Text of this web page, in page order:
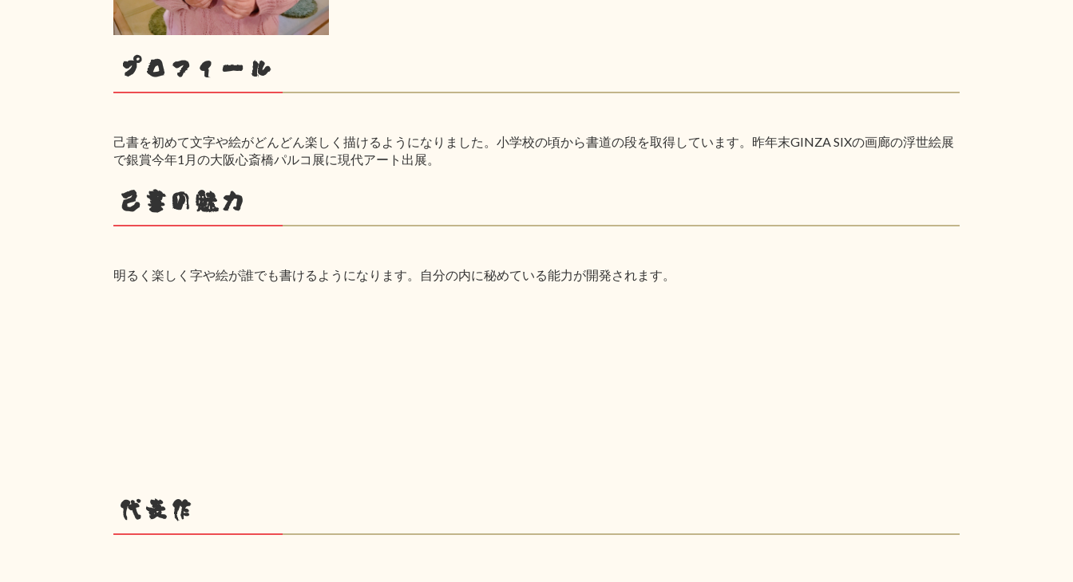
プロフィール
己書を初めて文字や絵がどんどん楽しく描けるようになりました。小学校の頃から書道の段を取得しています。昨年末GINZA SIXの画廊の浮世絵展
で銀賞今年1月の大阪心斎橋パルコ展に現代アート出展。
己書の魅力
明るく楽しく字や絵が誰でも書けるようになります。自分の内に秘めている能力が開発されます。
代表作